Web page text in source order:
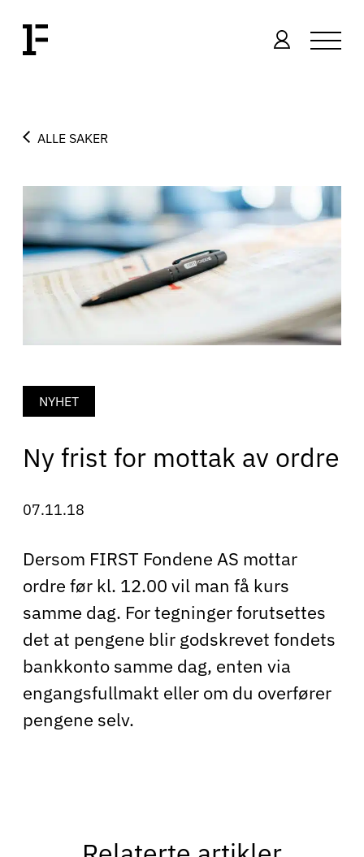
ALLE SAKER
NYHET
Ny frist for mottak av ordre
07.11.18
Dersom FIRST Fondene AS mottar
ordre før kl. 12.00 vil man få kurs
samme dag. For tegninger forutsettes
det at pengene blir godskrevet fondets
bankkonto samme dag, enten via
engangsfullmakt eller om du overfører
pengene selv.